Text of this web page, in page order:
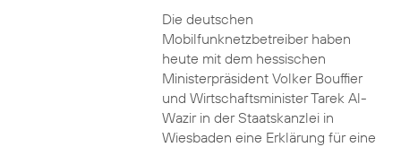
Die deutschen
Mobilfunknetzbetreiber haben
heute mit dem hessischen
Ministerpräsident Volker Bouffier
und Wirtschaftsminister Tarek Al-
Wazir in der Staatskanzlei in
Wiesbaden eine Erklärung für eine